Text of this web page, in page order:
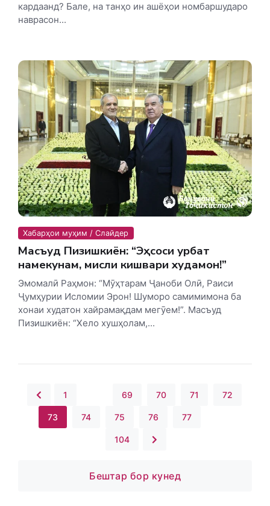
кардаанд? Бале, на танҳо ин ашёҳои номбаршударо
наврасон...
Хабарҳои муҳим / Слайдер
Масъуд Пизишкиён: “Эҳсоси ғурбат
намекунам, мисли кишвари худамон!”
Эмомалӣ Раҳмон: “Мӯҳтарам Ҷаноби Олӣ, Раиси
Ҷумҳурии Исломии Эрон! Шуморо самимимона ба
хонаи худатон хайрамақдам мегӯем!”. Масъуд
Пизишкиён: “Хело хушҳолам,...
1 69 70 71 72
73 74 75 76 77
104
Бештар бор кунед